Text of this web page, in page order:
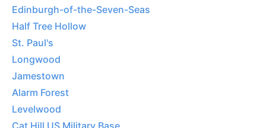
Edinburgh-of-the-Seven-Seas
Half Tree Hollow
St. Paul's
Longwood
Jamestown
Alarm Forest
Levelwood